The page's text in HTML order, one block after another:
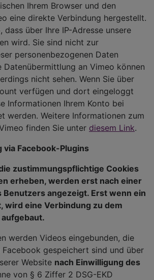
Ihrem Browser und den
eine direkte Verbindung hergestellt.
dass über Ihre IP-Adresse unsere
wird. Sie sind nicht zur
personenbezogenen Daten
an Vimeo können
nicht sehen. Wenn Sie über
verfügen und dort eingeloggt
Informationen Ihrem Konto bei
werden. Weitere Informationen zum
finden Sie unter diesem Link.
Facebook-Plugins
zustimmungspflichtige Cookies
erheben, werden erst nach einer
Benutzers angezeigt. Erst wenn ein
wird eine Verbindung zu dem
werden Videos eingebunden, die
gespeichert sind und über
Website nach Einwilligung des
von § 6 Ziffer 2 DSG-EKD